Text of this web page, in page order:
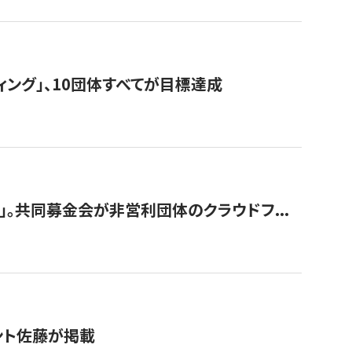
グ」、10団体すべてが目標達成
。共同募金会が非営利団体のクラウドフ...
佐藤が掲載